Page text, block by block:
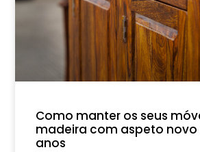
Como manter os seus
madeira com aspeto
anos